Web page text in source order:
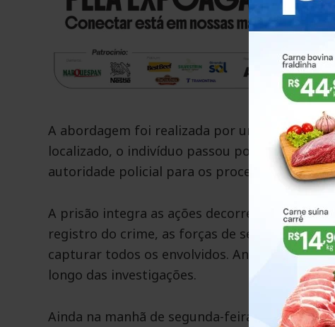
A abordagem foi realizada por uma guarnição
localizado, o indivíduo passou por
autoridade policial para os procedimentos
A prisão integra as ações decorrentes do
registro do crime, as forças de segurança
capturar todos os envolvidos. Antes dessa
longo das investigações.
Ainda na manhã de segunda-feira, a Brigada